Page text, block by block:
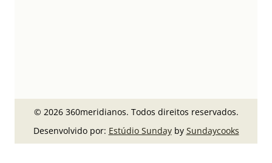
© 2026 360meridianos. Todos direitos reservados.
Desenvolvido por: Estúdio Sundayby Sundaycooks